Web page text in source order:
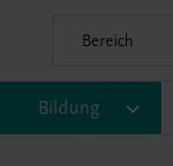
Bildung
HF/TFS HLM/